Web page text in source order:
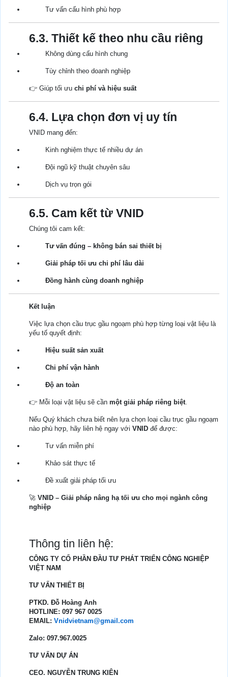
Tư vấn cấu hình phù hợp
6.3. Thiết kế theo nhu cầu riêng
Không dùng cấu hình chung
Tùy chỉnh theo doanh nghiệp
👉 Giúp tối ưu chi phí và hiệu suất
6.4. Lựa chọn đơn vị uy tín
VNID mang đến:
Kinh nghiệm thực tế nhiều dự án
Đội ngũ kỹ thuật chuyên sâu
Dịch vụ trọn gói
6.5. Cam kết từ VNID
Chúng tôi cam kết:
Tư vấn đúng – không bán sai thiết bị
Giải pháp tối ưu chi phí lâu dài
Đồng hành cùng doanh nghiệp
Kết luận
Việc lựa chọn cầu trục gầu ngoạm phù hợp từng loại vật liệu là
yếu tố quyết định:
Hiệu suất sản xuất
Chi phí vận hành
Độ an toàn
👉 Mỗi loại vật liệu sẽ cần một giải pháp riêng biệt.
Nếu Quý khách chưa biết nên lựa chọn loại cầu trục gầu ngoạm
nào phù hợp, hãy liên hệ ngay với VNID để được:
Tư vấn miễn phí
Khảo sát thực tế
Đề xuất giải pháp tối ưu
🚀 VNID – Giải pháp nâng hạ tối ưu cho mọi ngành công
nghiệp
Thông tin liên hệ:
CÔNG TY CỔ PHẦN ĐẦU TƯ PHÁT TRIỂN CÔNG NGHIỆP
VIỆT NAM
TƯ VẤN THIẾT BỊ
PTKD. Đỗ Hoàng Anh
HOTLINE: 097 967 0025
EMAIL: Vnidvietnam@gmail.com
Zalo: 097.967.0025
TƯ VẤN DỰ ÁN
CEO. NGUYỄN TRUNG KIÊN